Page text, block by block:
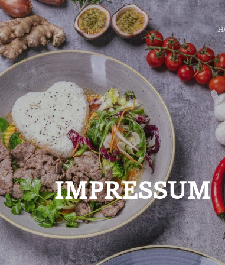
Asia Küche In Bochum, Bochum Restaurant,
IMPRESSUM